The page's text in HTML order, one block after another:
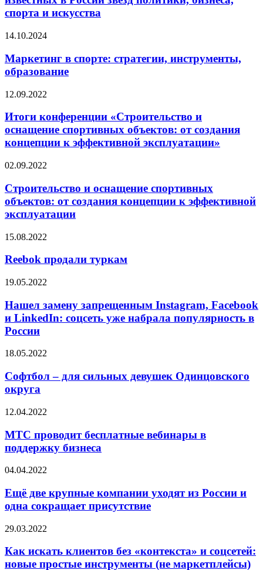
спорта и искусства
14.10.2024
Маркетинг в спорте: стратегии, инструменты,
образование
12.09.2022
Итоги конференции «Строительство и
оснащение спортивных объектов: от создания
концепции к эффективной эксплуатации»
02.09.2022
Строительство и оснащение спортивных
объектов: от создания концепции к эффективной
эксплуатации
15.08.2022
Reebok продали туркам
19.05.2022
Нашел замену запрещенным Instagram, Facebook
и LinkedIn: соцсеть уже набрала популярность в
России
18.05.2022
Софтбол – для сильных девушек Одинцовского
округа
12.04.2022
МТС проводит бесплатные вебинары в
поддержку бизнеса
04.04.2022
Ещё две крупные компании уходят из России и
одна сокращает присутствие
29.03.2022
Как искать клиентов без «контекста» и соцсетей:
новые простые инструменты (не маркетплейсы)